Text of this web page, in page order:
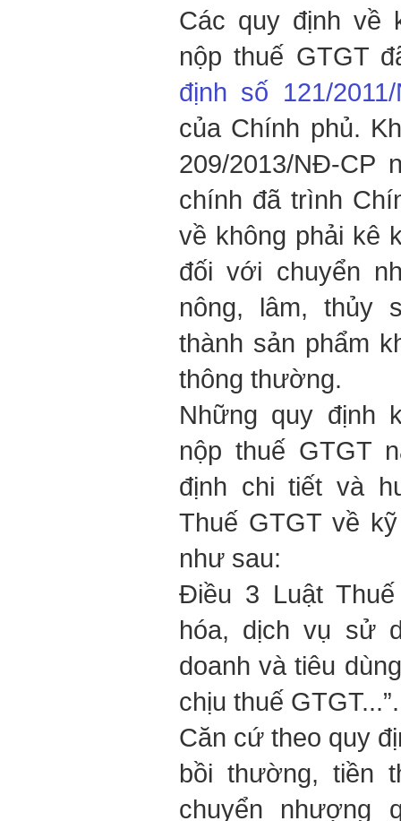
Các quy định về
nộp thuế GTGT
định số 121/
của Chính phủ.
209/2013/NĐ-CP
chính đã trình
về không phải kê
đối với chuyển
nông, lâm, thủy
thành sản phẩm
thông thường.
Những quy định
nộp thuế GTGT
định chi tiết và
Thuế GTGT về
như sau:
Điều 3 Luật Thuế
hóa, dịch vụ sử
doanh và tiêu
chịu thuế GTGT...”.
Căn cứ theo quy
bồi thường, tiền
chuyển nhượng